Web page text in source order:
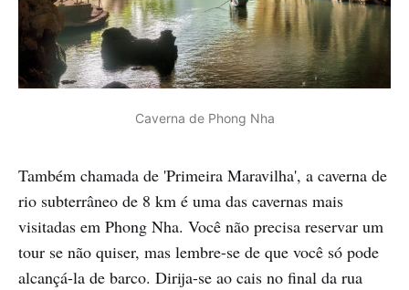
Caverna de Phong Nha
Também chamada de 'Primeira Maravilha', a caverna de
rio subterrâneo de 8 km é uma das cavernas mais
visitadas em Phong Nha. Você não precisa reservar um
tour se não quiser, mas lembre-se de que você só pode
alcançá-la de barco. Dirija-se ao cais no final da rua